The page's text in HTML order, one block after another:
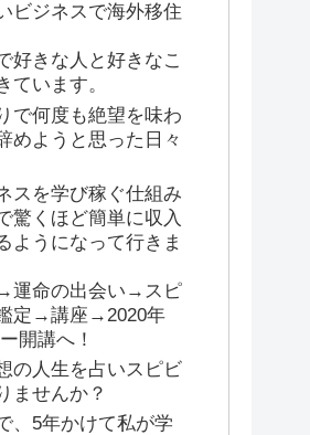
ビジネスで海外移住
好きな人と好きなこ
ています。
で何度も絶望を味わ
めようと思った日々
スを学び稼ぐ仕組み
驚くほど簡単に収入
ようになって行きま
運命の出会い→スピ
定→講座→2020年
開講へ！
の人生を占いスピビ
ませんか？
、5年かけて私が学